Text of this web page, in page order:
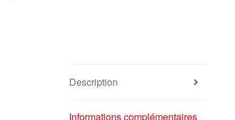
Description
Informations complémentaires